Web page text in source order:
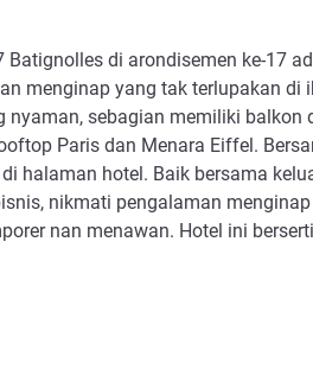
Batignolles di arondisemen ke-17
menginap yang tak terlupakan di
nyaman, sebagian memiliki balkon
Paris dan Menara Eiffel.
halaman hotel. Baik bersama
nikmati pengalaman
nan menawan. Hotel ini